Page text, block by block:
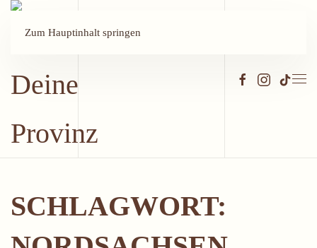
Zum Hauptinhalt springen
SCHLAGWORT: